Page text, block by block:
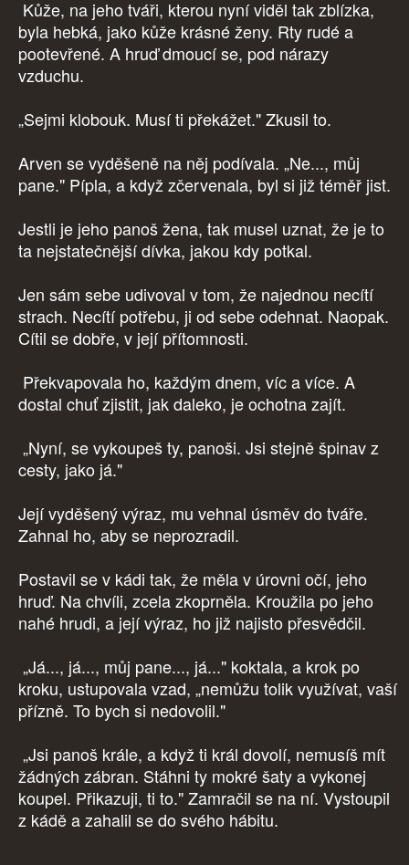
Kůže, na jeho tváři, kterou nyní viděl tak zblízka,
byla hebká, jako kůže krásné ženy. Rty rudé a
pootevřené. A hruď dmoucí se, pod nárazy
vzduchu.
„Sejmi klobouk. Musí ti překážet." Zkusil to.
Arven se vyděšeně na něj podívala. „Ne..., můj
pane." Pípla, a když zčervenala, byl si již téměř jist.
Jestli je jeho panoš žena, tak musel uznat, že je to
ta nejstatečnější dívka, jakou kdy potkal.
Jen sám sebe udivoval v tom, že najednou necítí
strach. Necítí potřebu, ji od sebe odehnat. Naopak.
Cítil se dobře, v její přítomnosti.
Překvapovala ho, každým dnem, víc a více. A
dostal chuť zjistit, jak daleko, je ochotna zajít.
„Nyní, se vykoupeš ty, panoši. Jsi stejně špinav z
cesty, jako já."
Její vyděšený výraz, mu vehnal úsměv do tváře.
Zahnal ho, aby se neprozradil.
Postavil se v kádi tak, že měla v úrovni očí, jeho
hruď. Na chvíli, zcela zkoprněla. Kroužila po jeho
nahé hrudi, a její výraz, ho již najisto přesvědčil.
„Já..., já..., můj pane..., já..." koktala, a krok po
kroku, ustupovala vzad, „nemůžu tolik využívat, vaší
přízně. To bych si nedovolil."
„Jsi panoš krále, a když ti král dovolí, nemusíš mít
žádných zábran. Stáhni ty mokré šaty a vykonej
koupel. Přikazuji, ti to." Zamračil se na ní. Vystoupil
z kádě a zahalil se do svého hábitu.